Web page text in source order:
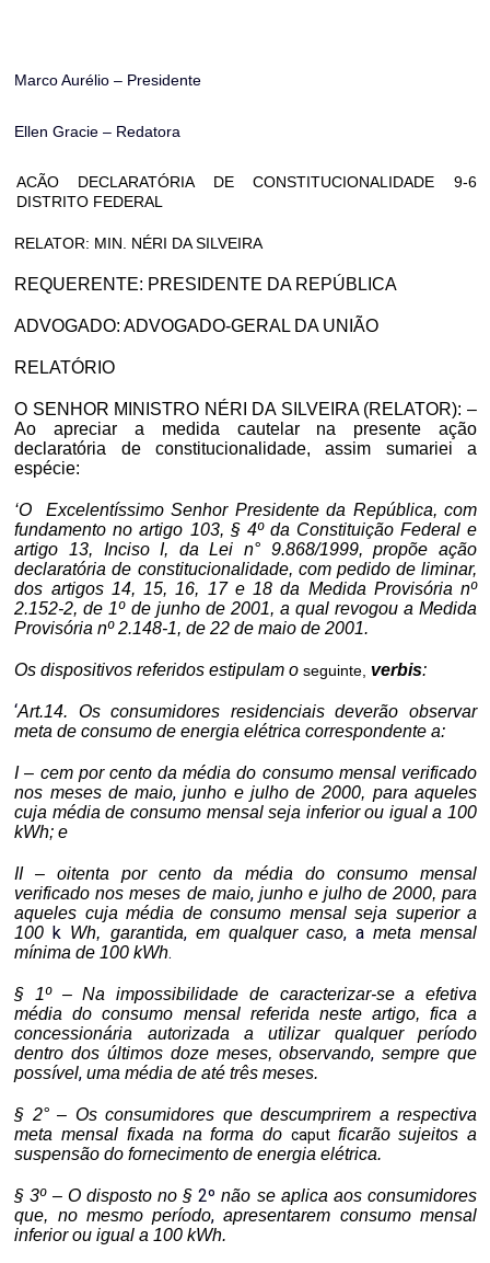
Marco Aurélio – Presidente
Ellen Gracie – Redatora
ACÃO DECLARATÓRIA DE CONSTITUCIONALIDADE 9-6
DISTRITO FEDERAL
RELATOR: MIN. NÉRI DA SILVEIRA
REQUERENTE: PRESIDENTE DA REPÚBLICA
ADVOGADO: ADVOGADO-GERAL DA UNIÃO
RELATÓRIO
O SENHOR MINISTRO NÉRI DA SILVEIRA (RELATOR):–
Ao apreciar a medida cautelar na presente ação
declaratória de constitucionalidade, assim sumariei a
espécie:
‘O
Excelentíssimo Senhor Presidente da República, com
fundamento no artigo 103, § 4º da Constituição Federal e
artigo 13, Inciso I, da Lei n° 9.868/1999, propõe ação
declaratória de constitucionalidade, com pedido de liminar,
dos artigos 14, 15, 16, 17 e 18 da Medida Provisória nº
2.152-2, de 1º de junho de 2001, a qual revogou a Medida
Provisória nº 2.148-1, de 22 de maio de 2001.
Os dispositivos referidos estipulam o seguinte, verbis:
‘Art.14. Os consumidores residenciais deverão observar
meta de consumo de energia elétrica correspondente a:
I – cem por cento da média do consumo mensal verificado
nos meses de maio,junho e julho de 2000, para aqueles
cuja média de consumo mensal seja inferior ou igual a 100
kWh; e
II – oitenta por cento da média do consumo mensal
verificado nos meses de maio, junho e julho de 2000, para
aqueles cuja média de consumo mensal seja superior a
100 k Wh, garantida, em qualquer caso, a meta mensal
mínima de 100 kWh.
§ 1º – Na impossibilidade de caracterizar-se a efetiva
média do consumo mensal referida neste artigo, fica a
concessionária autorizada a utilizar qualquer período
dentro dos últimos doze meses, observando,sempre que
possível,uma média de até três meses.
§ 2° – Os consumidores que descumprirem a respectiva
meta mensal fixada na forma do caput ficarão sujeitos a
suspensão do fornecimento de energia elétrica.
§ 3º – O disposto no § 2º não se aplica aos consumidores
que, no mesmo período,apresentarem consumo mensal
inferior ou igual a 100 kWh.